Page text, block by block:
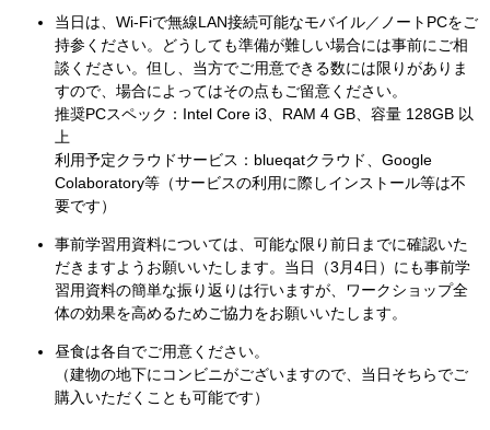
当日は、Wi-Fiで無線LAN接続可能なモバイル／ノートPCをご
持参ください。どうしても準備が難しい場合には事前にご相
談ください。但し、当方でご用意できる数には限りがありま
すので、場合によってはその点もご留意ください。
推奨PCスペック：Intel Core i3、RAM 4 GB、容量 128GB 以
上
利用予定クラウドサービス：blueqatクラウド、Google
Colaboratory等（サービスの利用に際しインストール等は不
要です）
事前学習用資料については、可能な限り前日までに確認いた
だきますようお願いいたします。当日（3月4日）にも事前学
習用資料の簡単な振り返りは行いますが、ワークショップ全
体の効果を高めるためご協力をお願いいたします。
昼食は各自でご用意ください。
（建物の地下にコンビニがございますので、当日そちらでご
購入いただくことも可能です）